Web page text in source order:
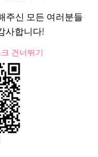
주신 모든 여러분들
사합니다!
건너뛰기